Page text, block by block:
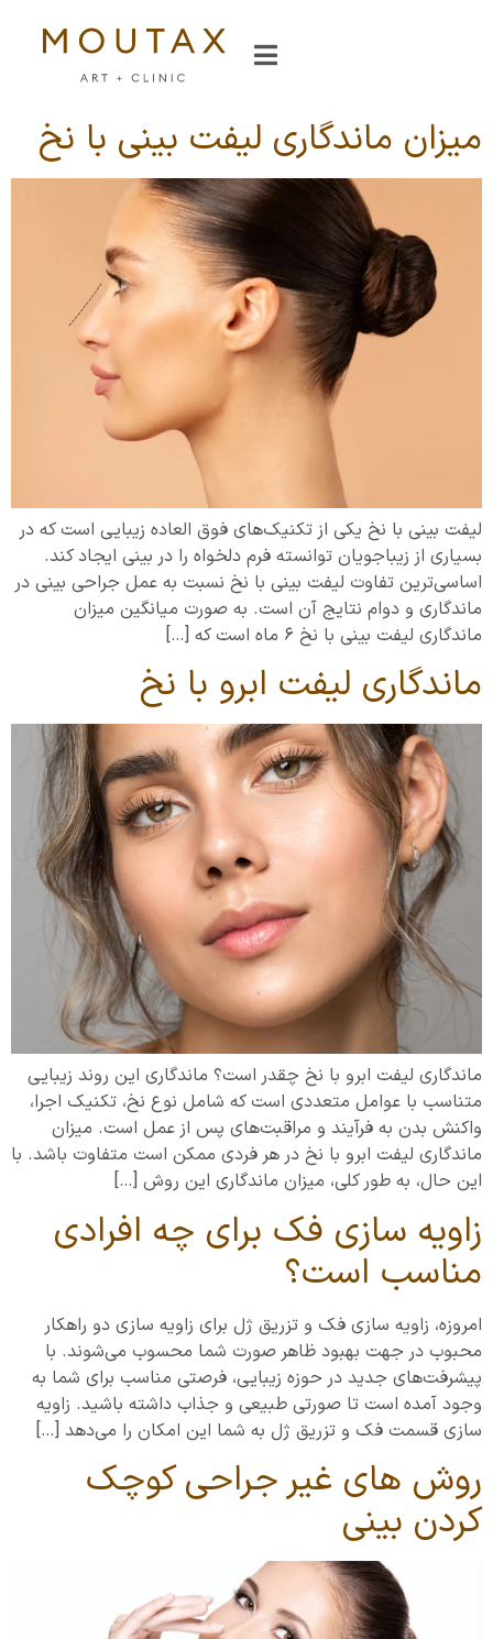
میزان ماندگاری لیفت بینی با نخ
لیفت بینی با نخ یکی از تکنیک‌های فوق العاده زیبایی است که در
بسیاری از زیباجویان توانسته فرم دلخواه را در بینی ایجاد کند.
اساسی‌ترین تفاوت لیفت بینی با نخ نسبت به عمل جراحی بینی در
ماندگاری و دوام نتایج آن است. به صورت میانگین میزان
ماندگاری لیفت بینی با نخ 6 ماه است که […]
ماندگاری لیفت ابرو با نخ
ماندگاری لیفت ابرو با نخ چقدر است؟ ماندگاری این روند زیبایی
متناسب با عوامل متعددی است که شامل نوع نخ، تکنیک اجرا،
واکنش بدن به فرآیند و مراقبت‌های پس از عمل است. میزان
ماندگاری لیفت ابرو با نخ در هر فردی ممکن است متفاوت باشد. با
این حال، به طور کلی، میزان ماندگاری این روش […]
زاویه سازی فک برای چه افرادی
مناسب است؟
امروزه، زاویه سازی فک و تزریق ژل برای زاویه سازی دو راهکار
محبوب در جهت بهبود ظاهر صورت شما محسوب می‌شوند. با
پیشرفت‌های جدید در حوزه زیبایی، فرصتی مناسب برای شما به
وجود آمده است تا صورتی طبیعی و جذاب داشته باشید. زاویه
سازی قسمت فک و تزریق ژل به شما این امکان را می‌دهد […]
روش های غیر جراحی کوچک
کردن بینی